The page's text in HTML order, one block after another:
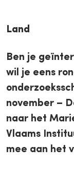
Land
Ben je
wil je eens
november –
naar het
Vlaams
mee aan het